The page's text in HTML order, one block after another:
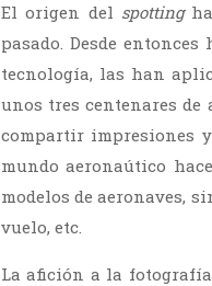
El origen del spotting
pasado. Desde
tecnología, las han
unos tres centenares
compartir impresiones
mundo aeronaútico
modelos de aeronaves,
vuelo, etc.
La afición a la